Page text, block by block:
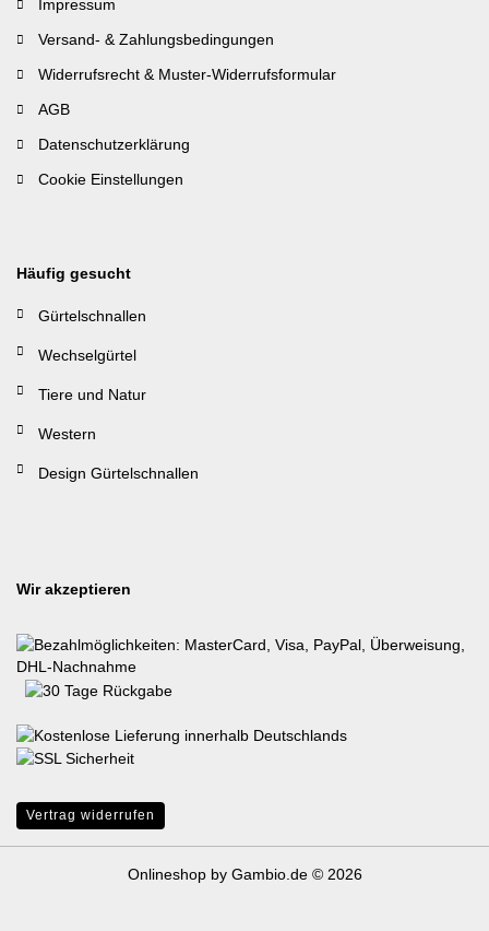
Impressum
Versand- & Zahlungsbedingungen
Widerrufsrecht & Muster-Widerrufsformular
AGB
Datenschutzerklärung
Cookie Einstellungen
Häufig gesucht
Gürtelschnallen
Wechselgürtel
Tiere und Natur
Western
Design Gürtelschnallen
Wir akzeptieren
Vertrag widerrufen
Onlineshopby Gambio.de © 2026